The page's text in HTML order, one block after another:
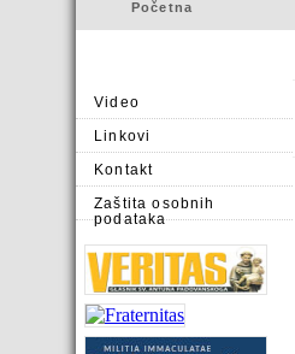
Početna
Video
Linkovi
Kontakt
Zaštita osobnih
podataka